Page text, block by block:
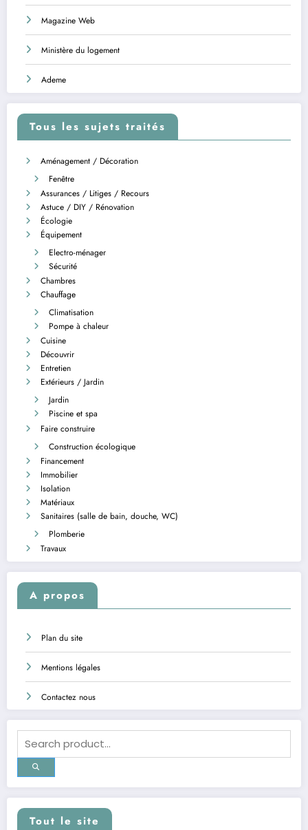
Magazine Web
Ministère du logement
Ademe
Tous les sujets traités
Aménagement / Décoration
Fenêtre
Assurances / Litiges / Recours
Astuce / DIY / Rénovation
Écologie
Équipement
Electro-ménager
Sécurité
Chambres
Chauffage
Climatisation
Pompe à chaleur
Cuisine
Découvrir
Entretien
Extérieurs / Jardin
Jardin
Piscine et spa
Faire construire
Construction écologique
Financement
Immobilier
Isolation
Matériaux
Sanitaires (salle de bain, douche, WC)
Plomberie
Travaux
A propos
Plan du site
Mentions légales
Contactez nous
Tout le site